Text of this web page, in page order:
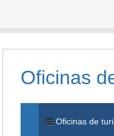
Oficinas
Oficinas de